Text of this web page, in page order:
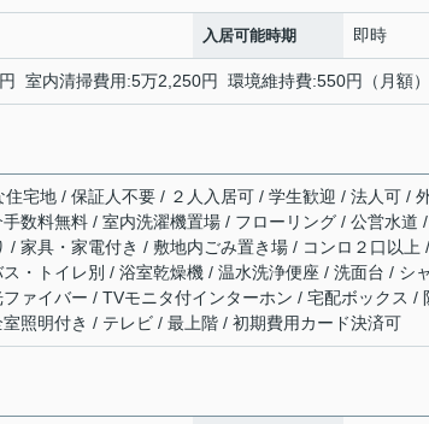
入居可能時期 即時
室内清掃費用:5万2,250円 環境維持費:550円（月額）
住宅地 / 保証人不要 / ２人入居可 / 学生歓迎 / 法人可 /
数料無料 / 室内洗濯機置場 / フローリング / 公営水道
/ 家具・家電付き / 敷地内ごみ置き場 / コンロ２口以上
・トイレ別 / 浴室乾燥機 / 温水洗浄便座 / 洗面台 / シ
ァイバー / TVモニタ付インターホン / 宅配ボックス /
照明付き / テレビ / 最上階 / 初期費用カード決済可